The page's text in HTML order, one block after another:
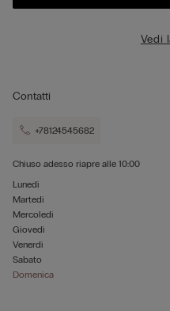
Vedi
Contatti
+78124545682
Chiuso adesso riapre alle 10:00
Lunedì
Martedì
Mercoledì
Giovedì
Venerdì
Sabato
Domenica